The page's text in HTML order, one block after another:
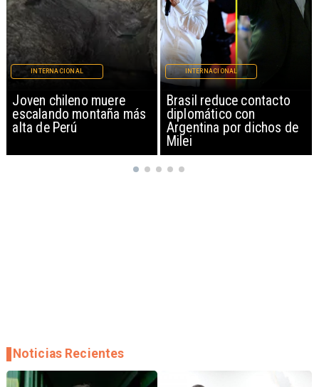
Brasil reduce contacto
diplomático con
Argentina por dichos de
INTERNACIONAL
China restringe
exportación de drones a
EEUU y sanciona
empresas
INTERNACIONAL
Noticias Recientes